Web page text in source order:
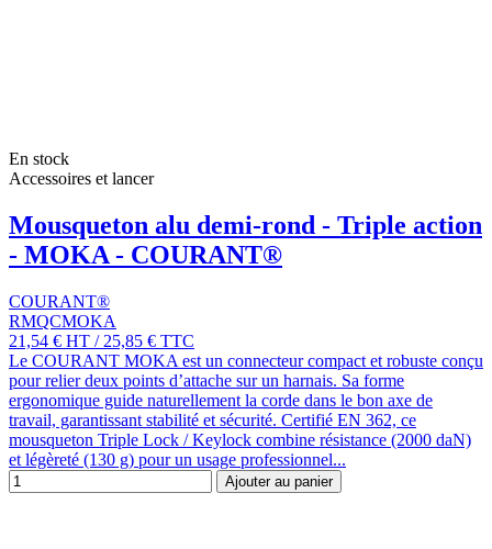
En stock
Accessoires et lancer
Mousqueton alu demi-rond - Triple action
- MOKA - COURANT®
COURANT®
RMQCMOKA
21,54 € HT / 25,85 € TTC
Le COURANT MOKA est un connecteur compact et robuste conçu
pour relier deux points d’attache sur un harnais. Sa forme
ergonomique guide naturellement la corde dans le bon axe de
travail, garantissant stabilité et sécurité. Certifié EN 362, ce
mousqueton Triple Lock / Keylock combine résistance (2000 daN)
et légèreté (130 g) pour un usage professionnel...
Ajouter au panier